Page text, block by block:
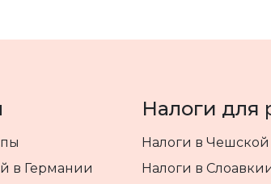
в Германии
Налоги для
Налоги в
Налоги в